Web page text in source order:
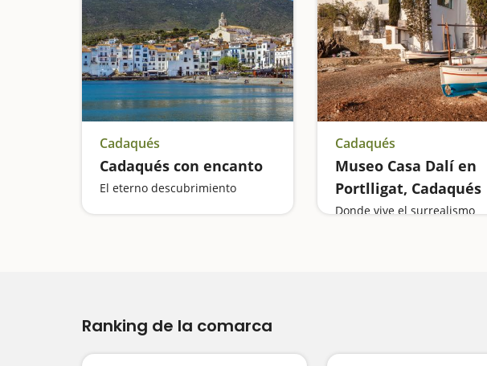
Cadaqués
Cadaqués con encanto
El eterno descubrimiento
Cadaqués
Museo Casa Dalí en
Portlligat, Cadaqués
Donde vive el surrealismo
Ranking de la comarca